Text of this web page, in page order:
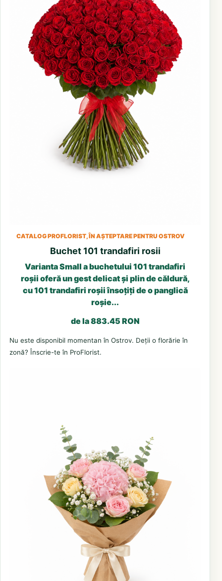
CATALOG PROFLORIST, ÎN AȘTEPTARE PENTRU OSTROV
Buchet 101 trandafiri rosii
Varianta Small a buchetului 101 trandafiri
roșii oferă un gest delicat și plin de căldură,
cu 101 trandafiri roșii însoțiți de o panglică
roșie...
de la 883.45 RON
Nu este disponibil momentan în Ostrov. Deții o florărie în
zonă? Înscrie-te în ProFlorist.